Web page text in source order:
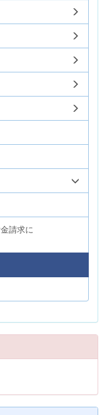
請求に